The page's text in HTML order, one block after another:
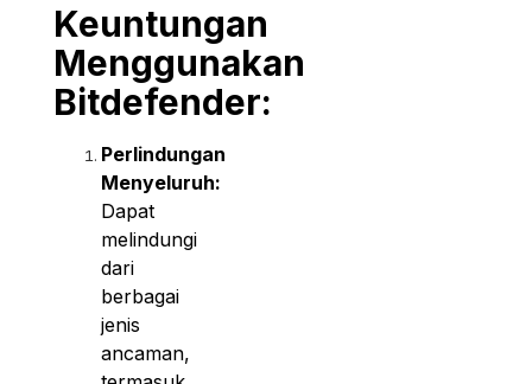
Keuntungan
Menggunakan
Bitdefender:
Perlindungan
Menyeluruh:
Dapat
melindungi
dari
berbagai
jenis
ancaman,